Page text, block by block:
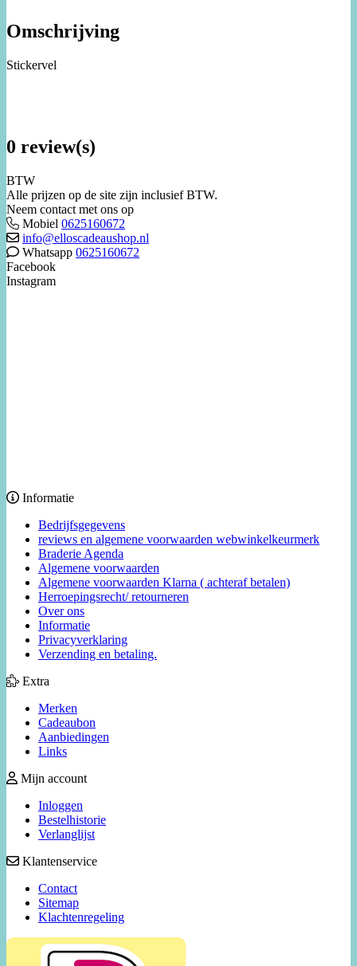
Omschrijving
Stickervel
0 review(s)
BTW
Alle prijzen op de site zijn inclusief BTW.
Neem contact met ons op
Mobiel 0625160672
info@elloscadeaushop.nl
Whatsapp 0625160672
Facebook
Instagram
Informatie
Bedrijfsgegevens
reviews en algemene voorwaarden webwinkelkeurmerk
Braderie Agenda
Algemene voorwaarden
Algemene voorwaarden Klarna ( achteraf betalen)
Herroepingsrecht/ retourneren
Over ons
Informatie
Privacyverklaring
Verzending en betaling.
Extra
Merken
Cadeaubon
Aanbiedingen
Links
Mijn account
Inloggen
Bestelhistorie
Verlanglijst
Klantenservice
Contact
Sitemap
Klachtenregeling